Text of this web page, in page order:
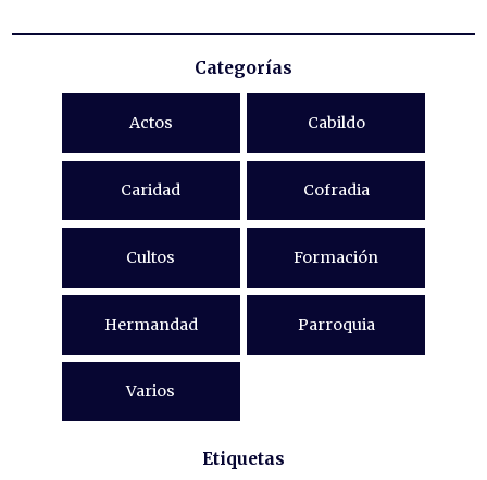
Categorías
Actos Cabildo
Caridad Cofradia
Cultos Formación
Hermandad Parroquia
Varios
Etiquetas